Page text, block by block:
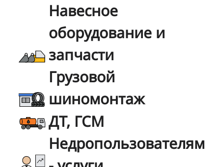
Навесное
оборудование и
запчасти
Грузовой
шиномонтаж
ДТ, ГСМ
Недропользователям